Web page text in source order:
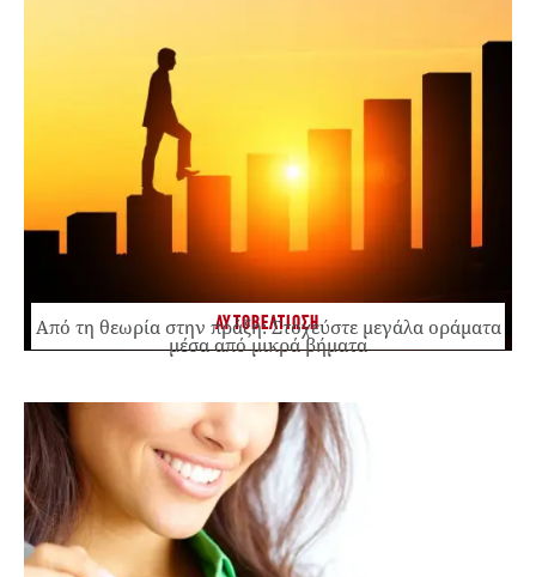
ΑΥΤΟΒΕΛΤΙΩΣΗ
Από τη θεωρία στην πράξη: Στοχεύστε μεγάλα οράματα
μέσα από μικρά βήματα